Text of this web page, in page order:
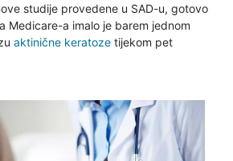
studije provedene u SAD-u, gotovo
Medicare-a imalo je barem jednom
aktinične keratozetijekom pet